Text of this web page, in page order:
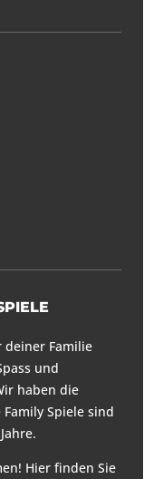
deiner Familie
und
haben die
Spiele sind
Hier finden Sie